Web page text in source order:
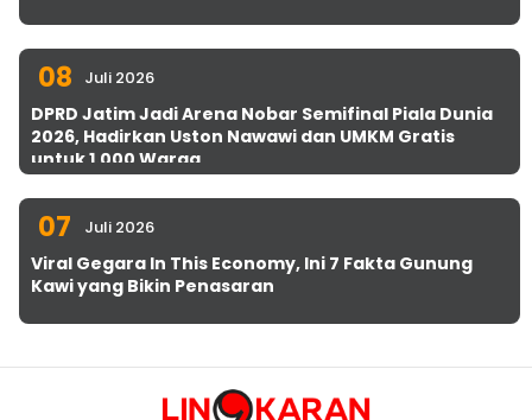
08 Juli 2026
DPRD Jatim Jadi Arena Nobar Semifinal Piala Dunia
2026, Hadirkan Uston Nawawi dan UMKM Gratis
untuk 1.000 Warga
07 Juli 2026
Viral Gegara In This Economy, Ini 7 Fakta Gunung
Kawi yang Bikin Penasaran